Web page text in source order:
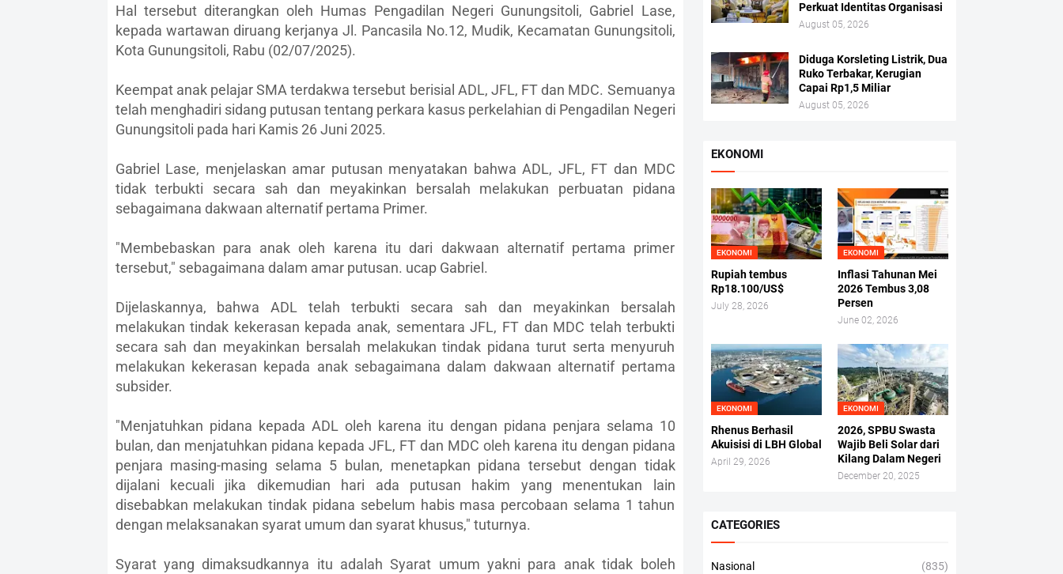
Hal tersebut diterangkan oleh Humas Pengadilan Negeri Gunungsitoli, Gabriel Lase,
kepada wartawan diruang kerjanya Jl. Pancasila No.12, Mudik, Kecamatan Gunungsitoli,
Kota Gunungsitoli, Rabu (02/07/2025).
Keempat anak pelajar SMA terdakwa tersebut berisial ADL, JFL, FT dan MDC. Semuanya
telah menghadiri sidang putusan tentang perkara kasus perkelahian di Pengadilan Negeri
Gunungsitoli pada hari Kamis 26 Juni 2025.
Gabriel Lase, menjelaskan amar putusan menyatakan bahwa ADL, JFL, FT dan MDC
tidak terbukti secara sah dan meyakinkan bersalah melakukan perbuatan pidana
sebagaimana dakwaan alternatif pertama Primer.
"Membebaskan para anak oleh karena itu dari dakwaan alternatif pertama primer
tersebut," sebagaimana dalam amar putusan. ucap Gabriel.
Dijelaskannya, bahwa ADL telah terbukti secara sah dan meyakinkan bersalah
melakukan tindak kekerasan kepada anak, sementara JFL, FT dan MDC telah terbukti
secara sah dan meyakinkan bersalah melakukan tindak pidana turut serta menyuruh
melakukan kekerasan kepada anak sebagaimana dalam dakwaan alternatif pertama
subsider.
"Menjatuhkan pidana kepada ADL oleh karena itu dengan pidana penjara selama 10
bulan, dan menjatuhkan pidana kepada JFL, FT dan MDC oleh karena itu dengan pidana
penjara masing-masing selama 5 bulan, menetapkan pidana tersebut dengan tidak
dijalani kecuali jika dikemudian hari ada putusan hakim yang menentukan lain
disebabkan melakukan tindak pidana sebelum habis masa percobaan selama 1 tahun
dengan melaksanakan syarat umum dan syarat khusus," tuturnya.
Syarat yang dimaksudkannya itu adalah Syarat umum yakni para anak tidak boleh
Perkuat Identitas Organisasi
August 05, 2026
Diduga Korsleting Listrik, Dua
Ruko Terbakar, Kerugian
Capai Rp1,5 Miliar
August 05, 2026
EKONOMI
EKONOMI
Rupiah tembus
Rp18.100/US$
July 28, 2026
EKONOMI
Inflasi Tahunan Mei
2026 Tembus 3,08
Persen
June 02, 2026
EKONOMI
Rhenus Berhasil
Akuisisi di LBH Global
April 29, 2026
EKONOMI
2026, SPBU Swasta
Wajib Beli Solar dari
Kilang Dalam Negeri
December 20, 2025
CATEGORIES
Nasional (835)